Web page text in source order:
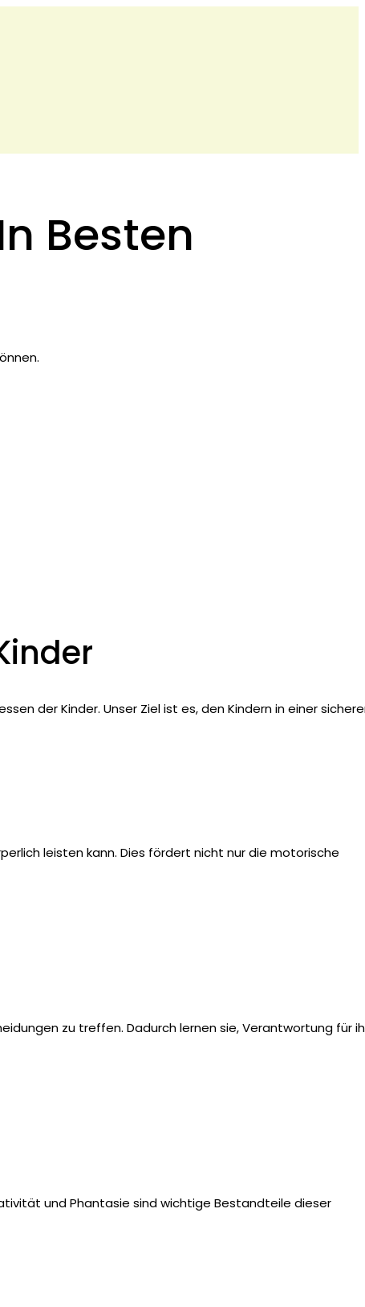
Besten
der Kinder. Unser Ziel ist es, den Kindern in einer
leisten kann. Dies fördert nicht nur die motorische
zu treffen. Dadurch lernen sie, Verantwortung für
und Phantasie sind wichtige Bestandteile dieser